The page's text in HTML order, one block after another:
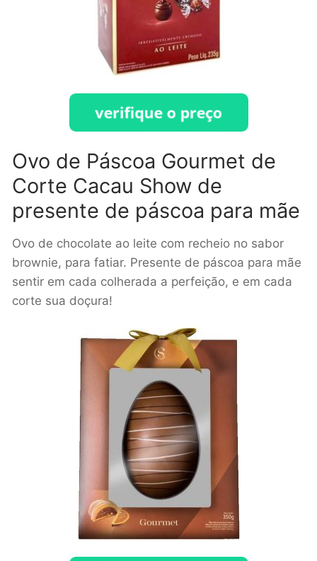
Ovo de Páscoa Gourmet de
Corte Cacau Show de
presente de páscoa para mãe
Ovo de chocolate ao leite com recheio no sabor
brownie, para fatiar. Presente de páscoa para mãe
sentir em cada colherada a perfeição, e em cada
corte sua doçura!